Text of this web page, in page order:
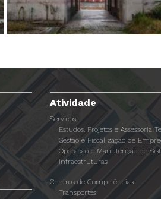
Atividade
Serviços
Estudos, Projetos e Assessoria
Gestão e Fiscalização de
Operação e Manutenção de
Infraestruturas
Centros de Competências
Transportes